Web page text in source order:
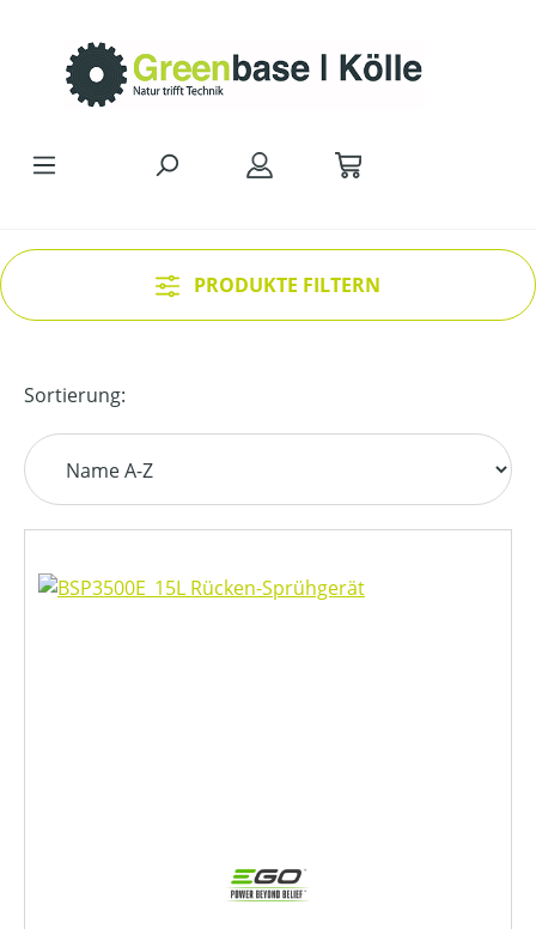
PRODUKTE FILTERN
Sortierung: